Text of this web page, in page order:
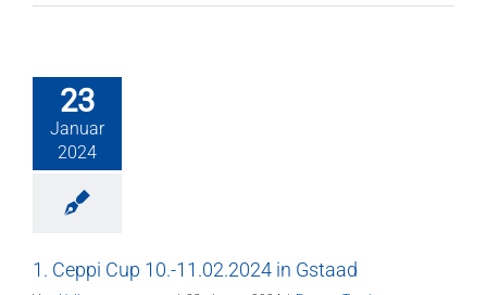
23
Januar
2024
1. Ceppi Cup 10.-11.02.2024 in Gstaad